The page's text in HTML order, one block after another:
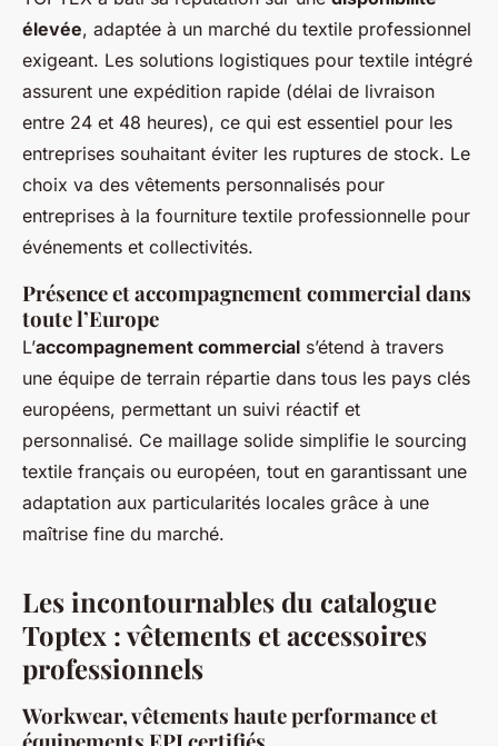
élevée, adaptée à un marché du textile professionnel
exigeant. Les solutions logistiques pour textile intégré
assurent une expédition rapide (délai de livraison
entre 24 et 48 heures), ce qui est essentiel pour les
entreprises souhaitant éviter les ruptures de stock. Le
choix va des vêtements personnalisés pour
entreprises à la fourniture textile professionnelle pour
événements et collectivités.
Présence et accompagnement commercial dans
toute l’Europe
L’accompagnement commercial s’étend à travers
une équipe de terrain répartie dans tous les pays clés
européens, permettant un suivi réactif et
personnalisé. Ce maillage solide simplifie le sourcing
textile français ou européen, tout en garantissant une
adaptation aux particularités locales grâce à une
maîtrise fine du marché.
Les incontournables du catalogue
Toptex : vêtements et accessoires
professionnels
Workwear, vêtements haute performance et